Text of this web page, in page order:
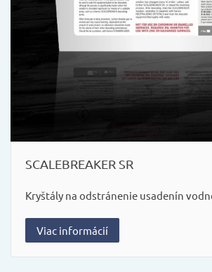
SCALEBREAKER SR
Kryštály na odstránenie usadenín
Viac informácií